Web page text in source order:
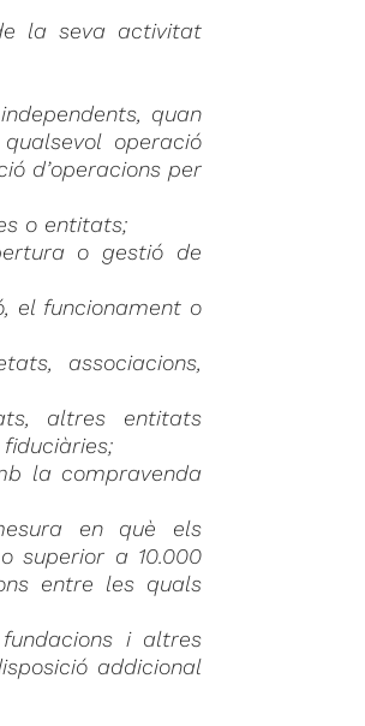
la seva activitat
quan
operació
d’operacions per
o entitats;
o gestió de
el funcionament o
associacions,
altres entitats
la compravenda
en què els
superior a 10.000
entre les quals
i altres
addicional